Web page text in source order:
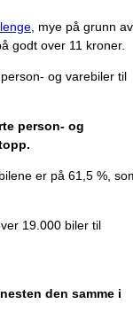
, mye på grunn av
godt over 11 kroner.
og varebiler til
person- og
er på 61,5 %,
19.000 biler til
den samme i